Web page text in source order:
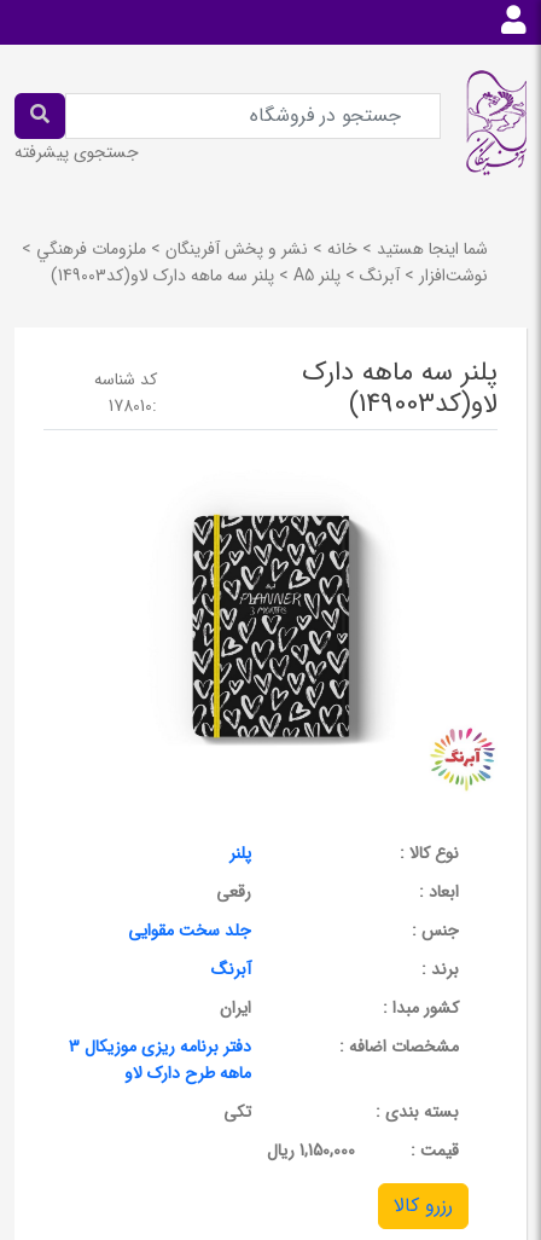
جستجوی پیشرفته
شما اینجا هستید > خانه > نشر و پخش آفرينگان > ملزومات فرهنگي >
نوشت‌افزار > آبرنگ > پلنر A5 > پلنر سه ماهه دارک لاو(کد149003)
پلنر سه ماهه دارک
لاو(کد149003)
کد شناسه
:
178010
نوع کالا :
پلنر
ابعاد :
رقعی
جنس :
جلد سخت مقوایی
برند :
آبرنگ
کشور مبدا :
ایران
مشخصات اضافه :
دفتر برنامه ریزی موزیکال 3
ماهه طرح دارک لاو
بسته بندی :
تکی
قيمت :
1,150,000 ریال
رزرو کالا